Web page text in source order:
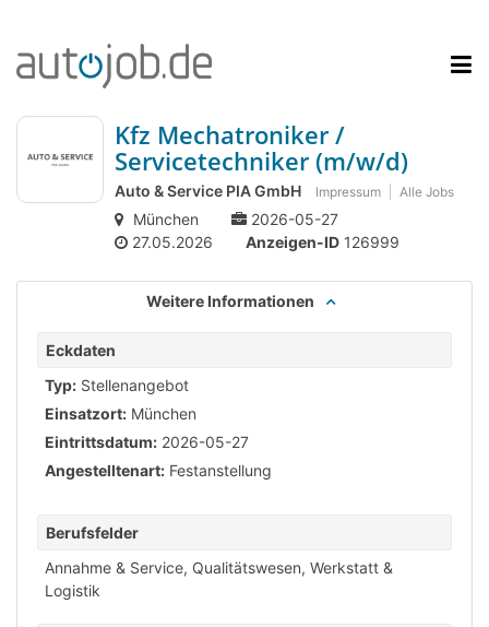
Kfz Mechatroniker /
Servicetechniker (m/w/d)
Auto & Service PIA GmbH Impressum Alle Jobs
München
2026-05-27
27.05.2026
Anzeigen-ID 126999
Weitere Informationen
Eckdaten
Typ: Stellenangebot
Einsatzort: München
Eintrittsdatum: 2026-05-27
Angestelltenart: Festanstellung
Berufsfelder
Annahme & Service, Qualitätswesen, Werkstatt &
Logistik